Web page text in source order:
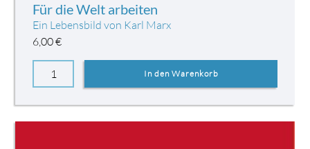
Für die Welt arbeiten
Ein Lebensbild von Karl Marx
6,00€